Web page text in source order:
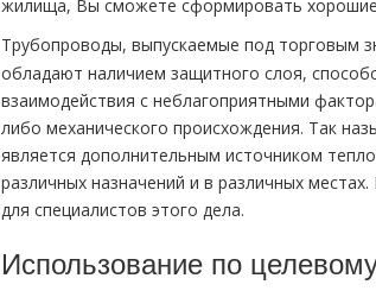
жилища, Вы сможете сформировать
Трубопроводы, выпускаемые под торговым
обладают наличием защитного слоя,
взаимодействия с неблагоприятными
либо механического происхождения. Так
является дополнительным источником
различных назначений и в различных
для специалистов этого дела.
Использование по